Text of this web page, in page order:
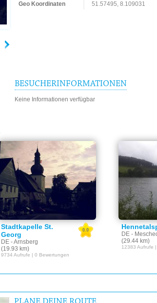
Geo Koordinaten
51.57495, 8.109031
BESUCHERINFORMATIONEN
Keine Informationen verfügbar
Stadtkapelle St.
Georg
DE - Arnsberg
(19.93 km)
0.0
9734 Aufrufe | 0 Bewertungen
DE -
(29.44 km)
12383 Aufrufe